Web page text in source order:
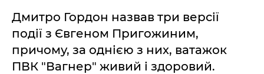
Дмитро Гордон назвав три версії
події з Євгеном Пригожиним,
причому, за однією з них, ватажок
ПВК "Вагнер" живий і здоровий.